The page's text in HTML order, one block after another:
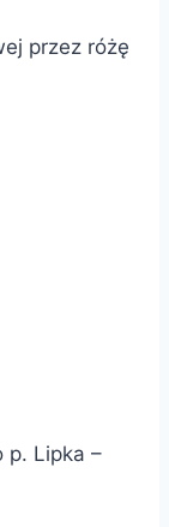
przez różę
p. Lipka –